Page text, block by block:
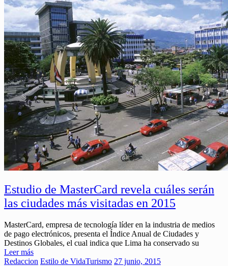
Estudio de MasterCard revela cuáles serán
las ciudades más visitadas en 2015
MasterCard, empresa de tecnología líder en la industria de medios
de pago electrónicos, presenta el Índice Anual de Ciudades y
Destinos Globales, el cual indica que Lima ha conservado su
Leer más
Redaccion Estilo de VidaTurismo 27 junio, 2015